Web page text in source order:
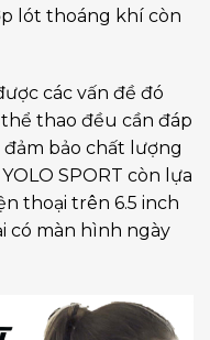
lót thoáng khí còn
các vấn đề đó
thao đều cần đáp
bảo chất lượng
SPORT còn lựa
thoại trên 6.5 inch
có màn hình ngày